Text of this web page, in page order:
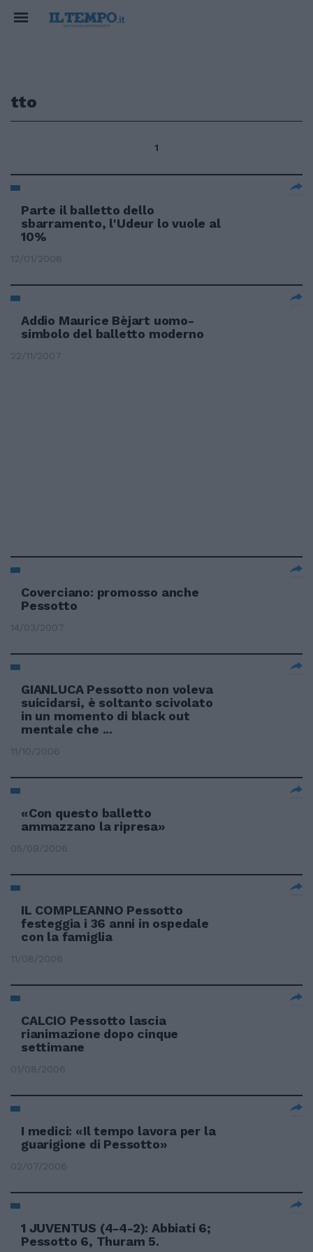
tto
1
Parte il balletto dello
sbarramento, l'Udeur lo vuole al
10%
12/01/2008
Addio Maurice Bèjart uomo-
simbolo del balletto moderno
22/11/2007
Coverciano: promosso anche
Pessotto
14/03/2007
GIANLUCA Pessotto non voleva
suicidarsi, è soltanto scivolato
in un momento di black out
mentale che ...
11/10/2006
«Con questo balletto
ammazzano la ripresa»
05/09/2006
IL COMPLEANNO Pessotto
festeggia i 36 anni in ospedale
con la famiglia
11/08/2006
CALCIO Pessotto lascia
rianimazione dopo cinque
settimane
01/08/2006
I medici: «Il tempo lavora per la
guarigione di Pessotto»
02/07/2006
1 JUVENTUS (4-4-2): Abbiati 6;
Pessotto 6, Thuram 5.